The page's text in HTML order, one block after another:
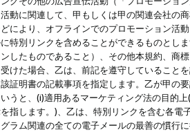
動に関連して、甲もしくは甲の関連会社の
により、オフラインでのプロモーション活
特別リンクを含めることができるものとし
したものであること）、その他本規約、商
けた場合、乙は、前記を遵守していること
証明書の記載事項を指定します。乙が甲の
うと、(i)適用あるマーケティング法の目的
指します。)、乙は、特別リンクを含む各
ラム関連の全ての電子メールの最善の慣行